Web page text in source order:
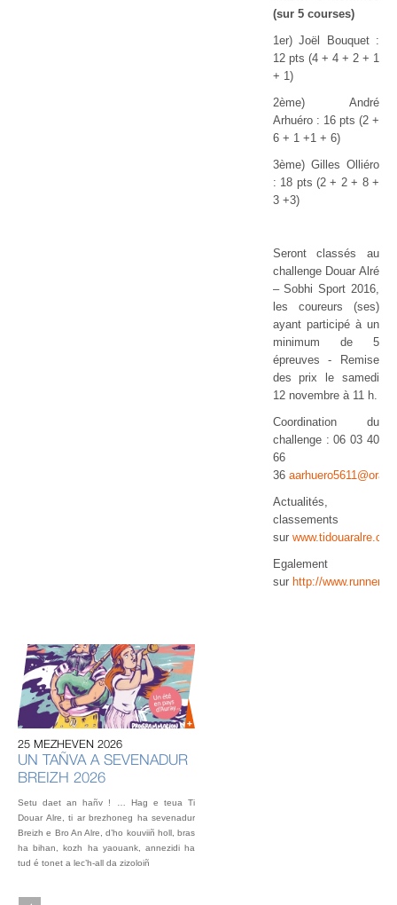
(sur 5 courses)
1er) Joël Bouquet :
12 pts (4 + 4 + 2 + 1
+ 1)
2ème) André
Arhuéro : 16 pts (2 +
6 + 1 +1 + 6)
3ème) Gilles Olliéro
: 18 pts (2 + 2 + 8 +
3 +3)
Seront classés au
challenge Douar Alré
– Sobhi Sport 2016,
les coureurs (ses)
ayant participé à un
minimum de 5
épreuves - Remise
des prix le samedi
12 novembre à 11 h.
Coordination du
challenge : 06 03 40
66
36
Actualités,
classements
sur www.tidouaralre.com
Egalement
sur http://
25 MEZHEVEN 2026
UN TAÑVA A SEVENADUR
BREIZH 2026
Setu daet an hañv ! … Hag e teua Ti
Douar Alre, ti ar brezhoneg ha sevenadur
Breizh e Bro An Alre, d’ho kouviiñ holl, bras
ha bihan, kozh ha yaouank, annezidi ha
tud é tonet a lec’h-all da zizoloiñ